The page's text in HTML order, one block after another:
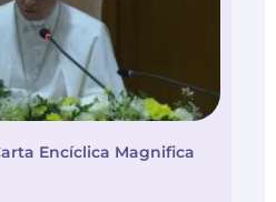
Encíclica Magnifica